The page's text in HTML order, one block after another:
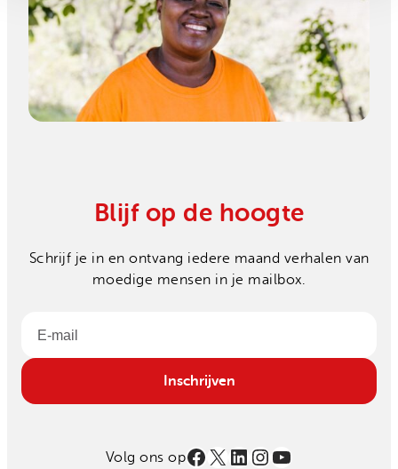
Blijf op de hoogte
Schrijf je in en ontvang iedere maand verhalen van
moedige mensen in je mailbox.
Email
Inschrijven
Volg ons opFacebook
X LinkedIn
Instagram
YouTube